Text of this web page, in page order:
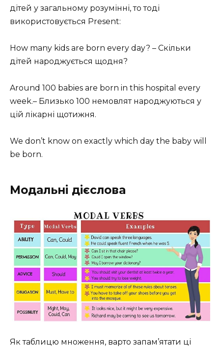
дітей у загальному розумінні, то тоді
використовується Present:
How many kids are born every day? – Скільки
дітей народжується щодня?
Around 100 babies are born in this hospital every
week.– Близько 100 немовлят народжуються у
цій лікарні щотижня.
We don’t know on exactly which day the baby will
be born.
Модальні дієслова
Як таблицю множення, варто запам’ятати ці